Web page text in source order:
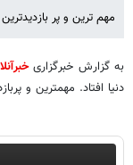
مهم ترین و پر
به گزارش خبرگزاری
دنیا افتاد. مهمترین و